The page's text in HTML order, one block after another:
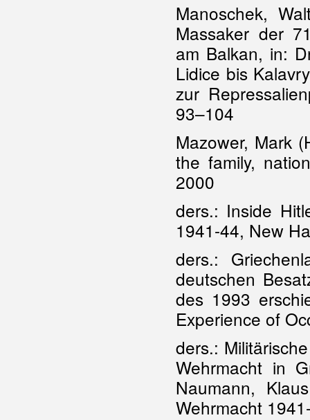
Manoschek,
Massaker der
am Balkan, in:
Lidice bis
zur
93–104
Mazower, Mark
the family,
2000
ders.: Inside
1941-44, New
ders.:
deutschen
des 1993
Experience of
ders.:
Wehrmacht in
Naumann,
Wehrmacht